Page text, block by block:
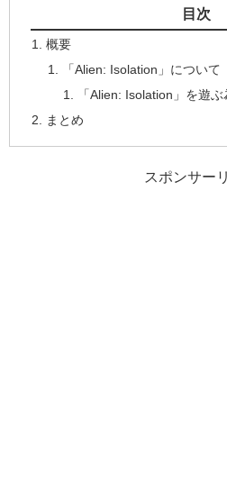
目次
概要
「Alien: Isolation」について
「Alien: Isolation」を遊
まとめ
スポンサー